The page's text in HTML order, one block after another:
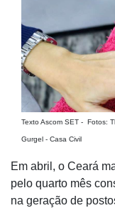
Texto Ascom SET - Fotos:
Gurgel - Casa Civil
Em abril, o Ceará
pelo quarto mês
na geração de